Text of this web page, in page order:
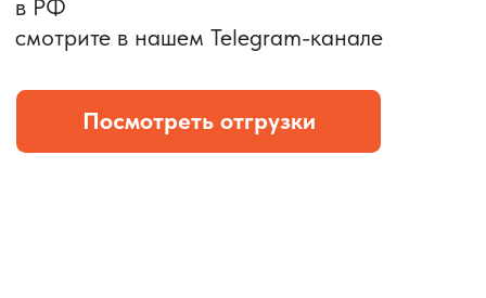
КОНТРОЛЬ КАЧЕСТВА
Проверка по ТЗ включает: